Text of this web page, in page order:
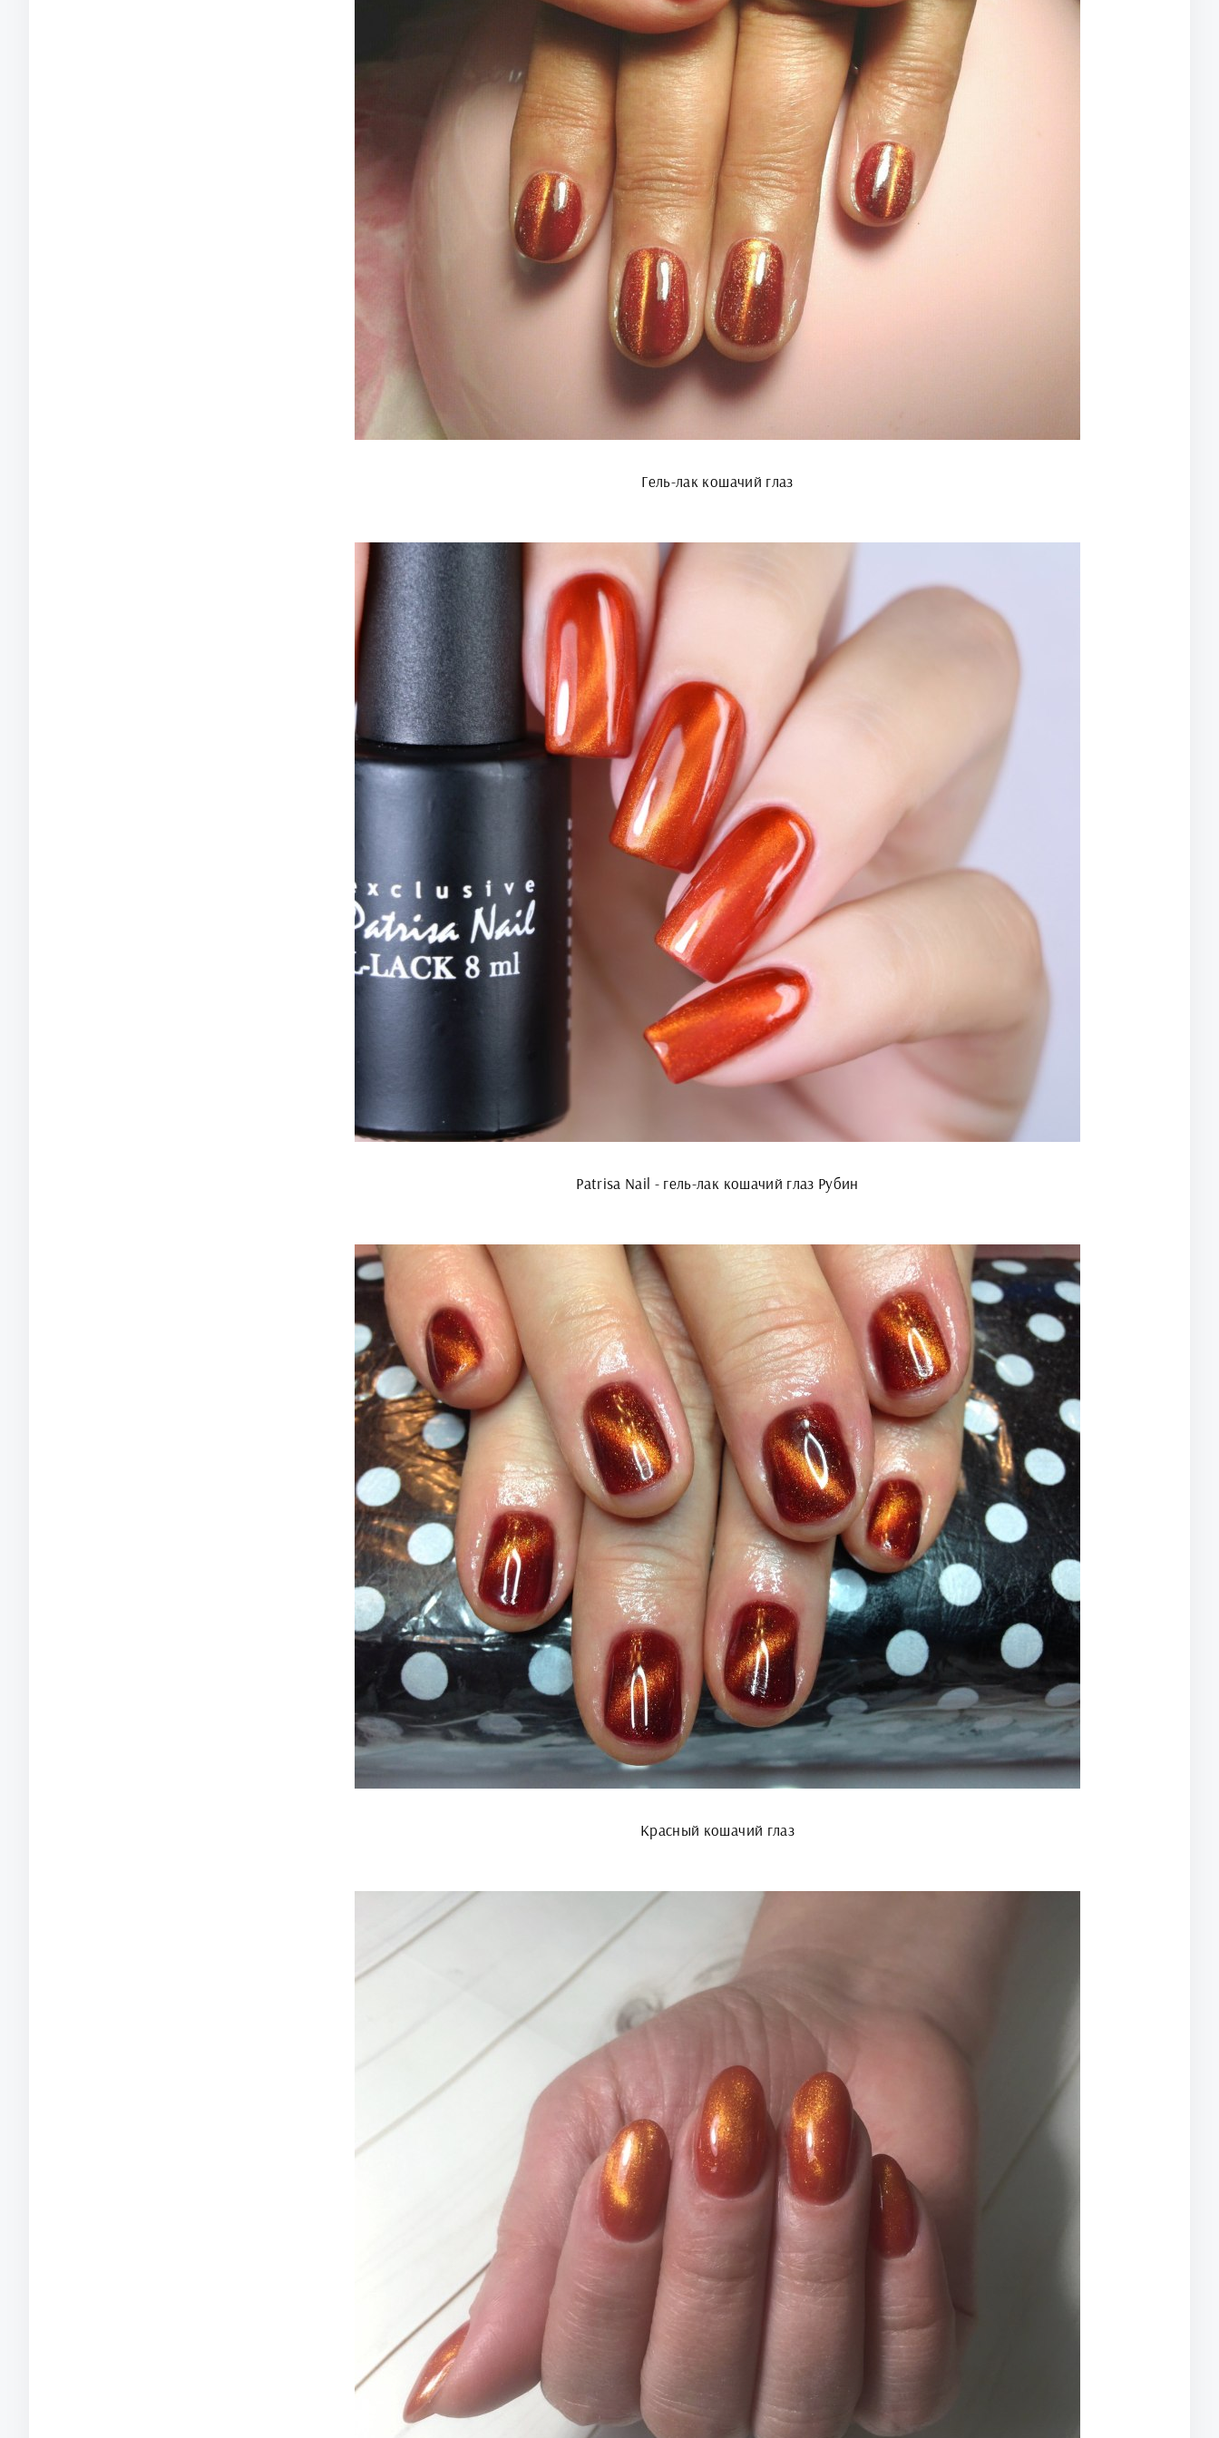
Гель-лак кошачий глаз
Patrisa Nail - гель-лак кошачий глаз Рубин
Красный кошачий глаз